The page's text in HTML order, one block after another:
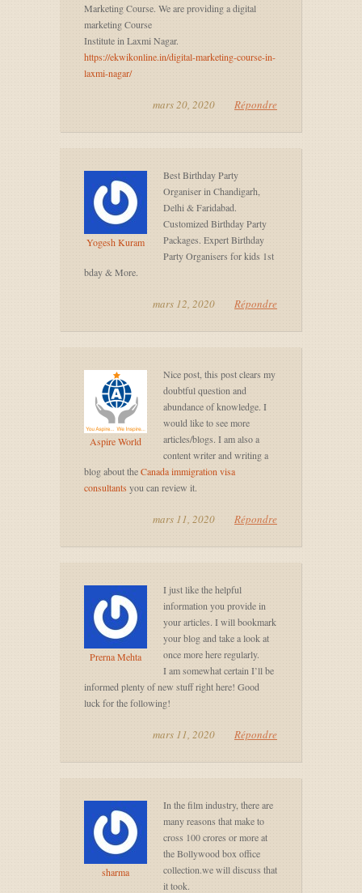
Marketing Course. We are providing a digital
marketing Course
Institute in Laxmi Nagar.
https://ekwikonline.in/digital-marketing-course-in-
laxmi-nagar/
mars 20, 2020 Répondre
Yogesh Kuram
Best Birthday Party
Organiser in Chandigarh,
Delhi & Faridabad.
Customized Birthday Party
Packages. Expert Birthday
Party Organisers for kids 1st
bday & More.
mars 12, 2020 Répondre
Aspire World
Nice post, this post clears my
doubtful question and
abundance of knowledge. I
would like to see more
articles/blogs. I am also a
content writer and writing a
blog about theCanada immigration visa
consultants you can review it.
mars 11, 2020 Répondre
Prerna Mehta
I just like the helpful
information you provide in
your articles. I will bookmark
your blog and take a look at
once more here regularly.
I am somewhat certain I’ll be
informed plenty of new stuff right here! Good
luck for the following!
mars 11, 2020 Répondre
sharma
In the film industry, there are
many reasons that make to
cross 100 crores or more at
the Bollywood box office
collection.we will discuss that
it took.